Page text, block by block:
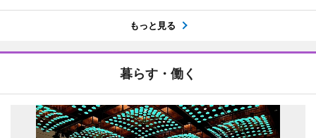
もっと見る
暮らす・働く